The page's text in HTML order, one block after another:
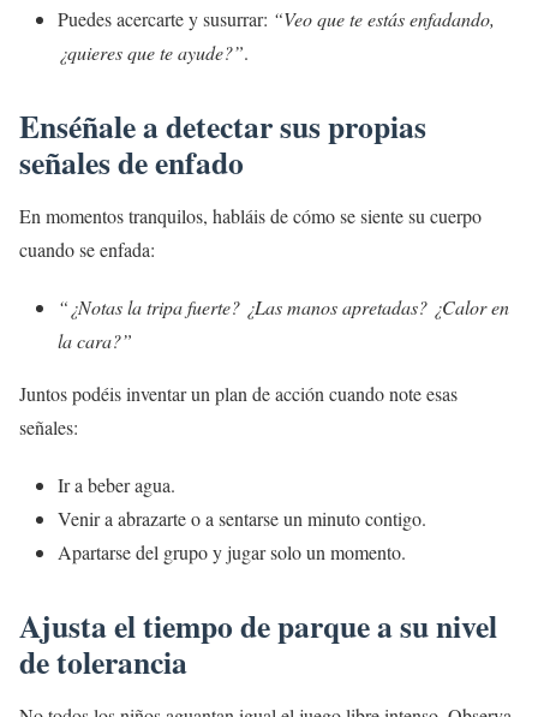
Puedes acercarte y susurrar: “Veo que te estás enfadando,
¿quieres que te ayude?”.
Enséñale a detectar sus propias
señales de enfado
En momentos tranquilos, habláis de cómo se siente su cuerpo
cuando se enfada:
“¿Notas la tripa fuerte? ¿Las manos apretadas? ¿Calor en
la cara?”
Juntos podéis inventar un plan de acción cuando note esas
señales:
Ir a beber agua.
Venir a abrazarte o a sentarse un minuto contigo.
Apartarse del grupo y jugar solo un momento.
Ajusta el tiempo de parque a su nivel
de tolerancia